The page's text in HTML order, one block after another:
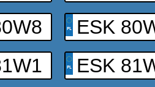
ESK
ESK